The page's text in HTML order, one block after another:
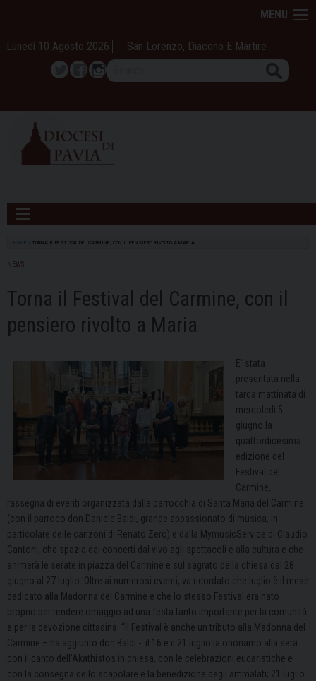
content
MENU
Lunedì 10 Agosto 2026 San Lorenzo, Diacono E Martire
TwitterFacebook
Instagram
HOME TORNA IL FESTIVAL DEL CARMINE, CON IL PENSIERO RIVOLTO A MARIA
NEWS
Torna il Festival del Carmine, con il
pensiero rivolto a Maria
E’ stata
presentata nella
tarda mattinata di
mercoledì 5
giugno la
quattordicesima
edizione del
Festival del
Carmine,
rassegna di eventi organizzata dalla parrocchia di Santa Maria del Carmine
(con il parroco don Daniele Baldi, grande appassionato di musica, in
particolare delle canzoni di Renato Zero) e dalla MymusicService di Claudio
Cantoni, che spazia dai concerti dal vivo agli spettacoli e alla cultura e che
animerà le serate in piazza del Carmine e sul sagrato della chiesa dal 28
giugno al 27 luglio. Oltre ai numerosi eventi, va ricordato che luglio è il mese
dedicato alla Madonna del Carmine e che lo stesso Festival era nato
proprio per rendere omaggio ad una festa tanto importante per la comunità
e per la devozione cittadina: “Il Festival è anche un tributo alla Madonna del
Carmine – ha aggiunto don Baldi -: il 16 e il 21 luglio la onoriamo alla sera
con il canto dell’Akathistos in chiesa, con le celebrazioni eucaristiche e
con la consegna dello scapolare e la benedizione degli ammalati; 21 luglio